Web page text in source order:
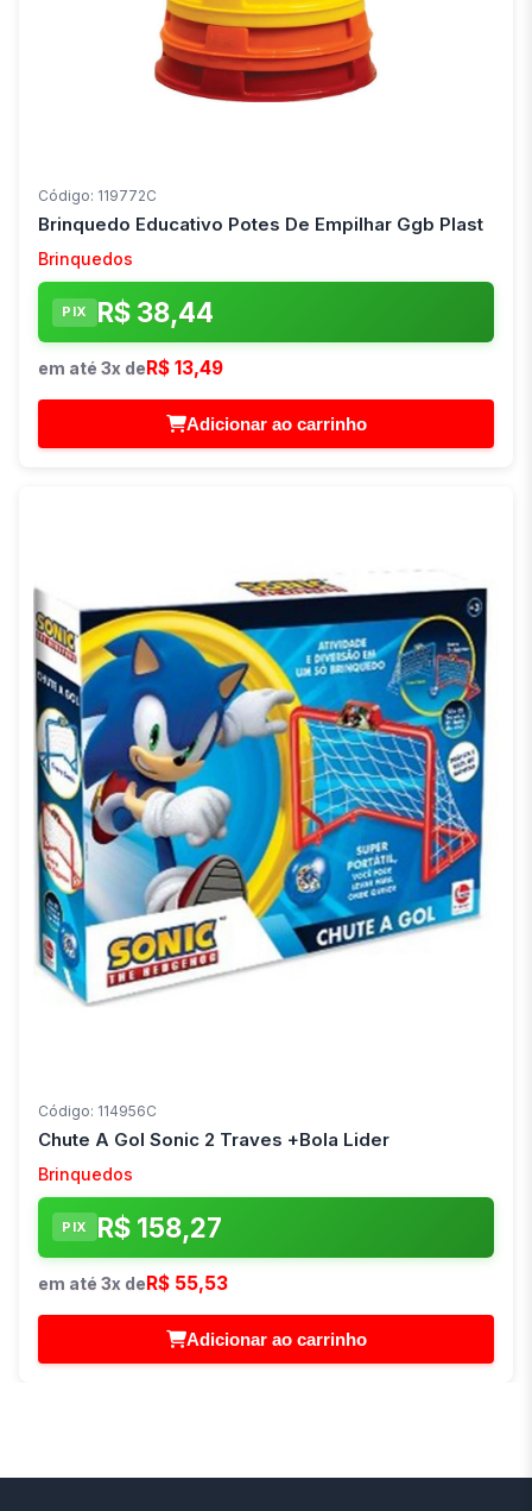
Código: 119772C
Brinquedo Educativo Potes De Empilhar Ggb Plast
Brinquedos
PIX R$ 38,44
em até 3x de R$ 13,49
Adicionar ao carrinho
Código: 114956C
Chute A Gol Sonic 2 Traves +Bola Lider
Brinquedos
PIX R$ 158,27
em até 3x deR$ 55,53
Adicionar ao carrinho